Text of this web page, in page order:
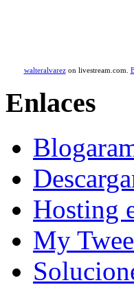
walteralvarezon livestream.com.
Enlaces
Hosting
My